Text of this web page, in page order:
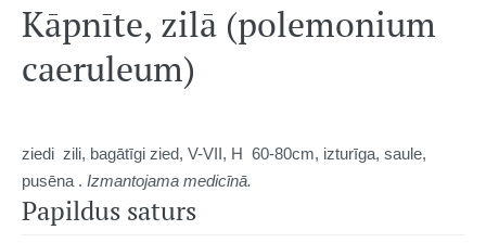
Papildus saturs
Kāpnīte, zilā (polemonium
caeruleum)
ziedi zili, bagātīgi zied, V-VII, H 60-80cm, izturīga, saule,
pusēna . Izmantojama medicīnā.